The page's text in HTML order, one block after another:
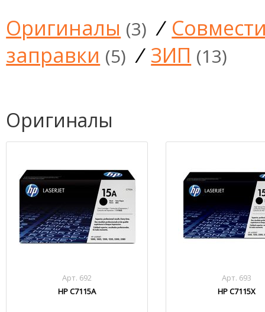
Оригиналы (3) /
заправки (5) / ЗИП (13)
Оригиналы
Арт. 692
HP C7115A
Арт. 693
HP C7115X